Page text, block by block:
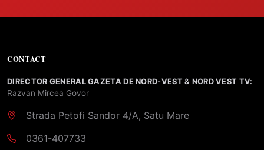
CONTACT
DIRECTOR GENERAL GAZETA DE NORD-VEST & NORD VEST TV:
Razvan Mircea Govor
Strada Petofi Sandor 4/A, Satu Mare
0361-407733